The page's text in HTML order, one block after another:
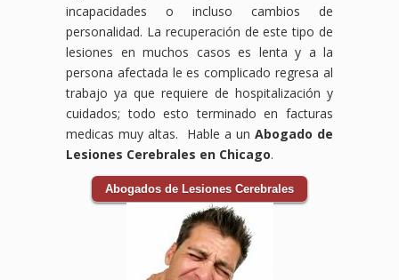
incapacidades o incluso cambios de
personalidad. La recuperación de este tipo de
lesiones en muchos casos es lenta y a la
persona afectada le es complicado regresa al
trabajo ya que requiere de hospitalización y
cuidados; todo esto terminado en facturas
medicas muy altas. Hable a un Abogado de
Lesiones Cerebrales en Chicago.
Abogados de Lesiones Cerebrales